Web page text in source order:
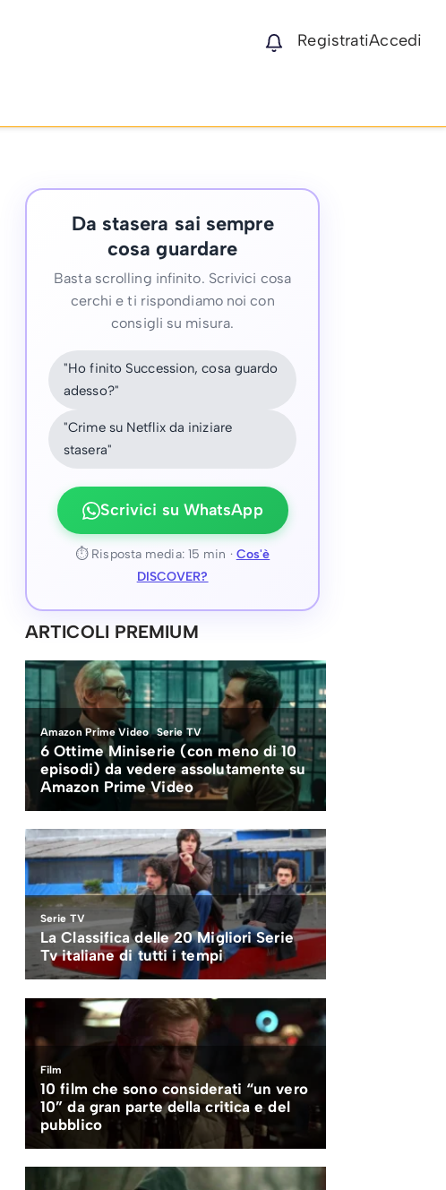
RegistratiAccedi
Da stasera sai sempre
cosa guardare
Basta scrolling infinito. Scrivici cosa
cerchi e ti rispondiamo noi con
consigli su misura.
"Ho finito Succession, cosa guardo
adesso?"
"Crime su Netflix da iniziare
stasera"
Scrivici su WhatsApp
⏱ Risposta media: 15 min · Cos'è
DISCOVER?
ARTICOLI PREMIUM